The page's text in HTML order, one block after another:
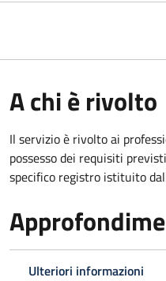
A chi è rivolto
Il servizio è rivolto ai
possesso dei requisiti
specifico registro istituito
Ulteriori informazioni